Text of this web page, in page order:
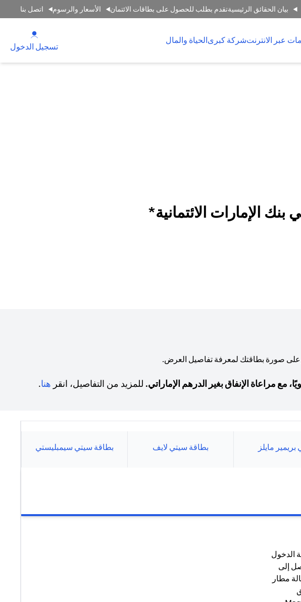
بيان الحقائق الرئيسيةتقدم بطلب للحصول على بطاقات الائتمان الأسعار والرسوم اتصل بنا
عبر الانترنتشركة كبرىالحياة والمال
تسجيل الدخول
صورة بطاقتك لمعرفة تفاصيل العرض.
مع مراعاة الإنفاق بغير الدرهم الإماراتي. للمزيد من التفاصيل، انقر هنا(opens in a new tab).
مايلز بطاقة سيتي لايف بطاقة سيتي سيمبليستي